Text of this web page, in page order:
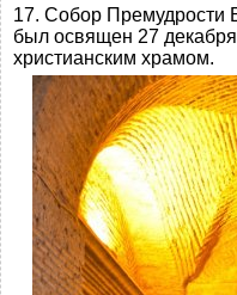
17. Собор
был освящен 27 декабря
христианским храмом.